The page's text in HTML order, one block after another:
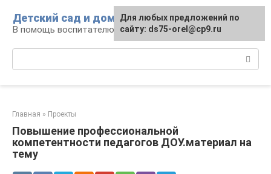
контенту
Детский сад и дом
В помощь воспитателю и родителям
Главная » Проекты
Повышение профессиональной
компетентности педагогов ДОУ.материал на
тему
Для любых предложений по
сайту: ds75-orel@cp9.ru